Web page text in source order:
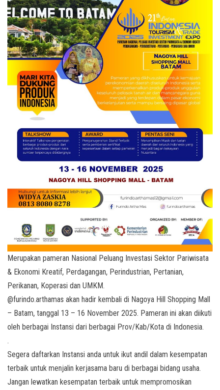
Merupakan pameran Nasional Peluang Investasi Sektor Pariwisata
& Ekonomi Kreatif, Perdagangan, Perindustrian, Pertanian,
Perikanan, Koperasi dan UMKM.
@furindo.arthamas akan hadir kembali di Nagoya Hill Shopping Mall
– Batam, tanggal 13 – 16 November 2025. Pameran ini akan diikuti
oleh berbagai Instansi dari berbagai Prov/Kab/Kota di Indonesia.
.
Segera daftarkan Instansi anda untuk ikut andil dalam kesempatan
terbaik untuk menjalin kerjasama baru di berbagai bidang usaha.
Jangan lewatkan kesempatan terbaik untuk mempromosikan